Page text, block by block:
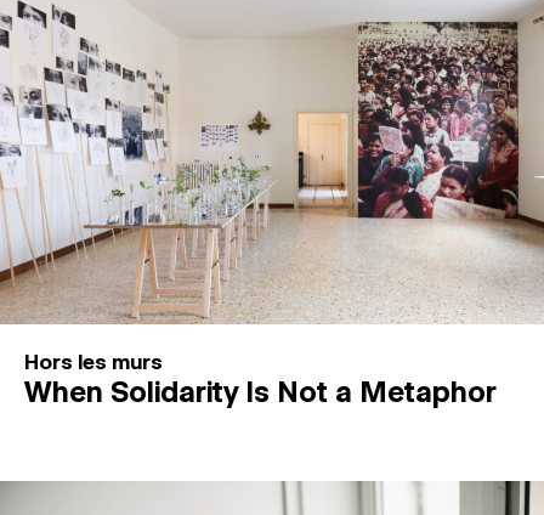
Hors les murs
When Solidarity Is Not a Metaphor